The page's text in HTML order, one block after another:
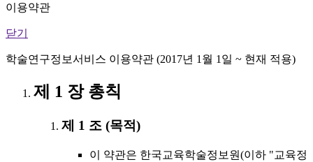
이용약관
닫기
학술연구정보서비스 이용약관 (2017년 1월 1일 ~ 현재 적용)
제 1 장 총칙
제 1 조 (목적)
이 약관은 한국교육학술정보원(이하 "교육정